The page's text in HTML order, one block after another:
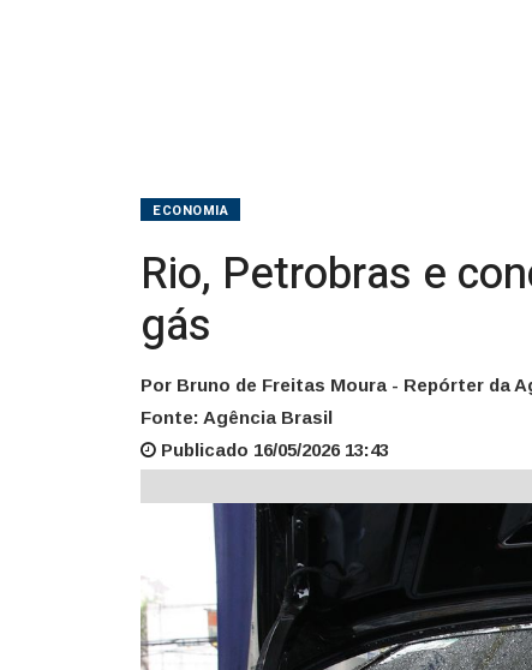
ECONOMIA
Rio, Petrobras e
gás
Por Bruno de Freitas Moura - Repórter da
Fonte: Agência Brasil
Publicado 16/05/2026 13:43